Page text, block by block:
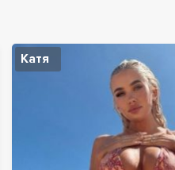
Катя